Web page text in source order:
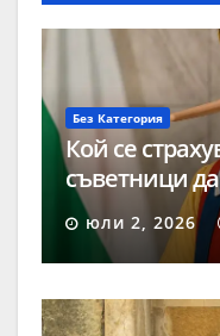
Без Категория
Кой се
съветници
заплати?
юли 2, 2026